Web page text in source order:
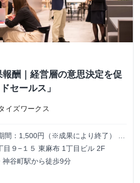
酬｜経営層の意思決定を促
セールス」
イズワークス
間：1,500円（※成果により終了） 研
円 11件〜20件：20,000円 ※毎月獲
モデル ■月48時間稼
176,800円 内訳：48時間×時給1,600
目９−１５ 東麻布 1丁目ビル 2F
谷町駅から徒歩9分